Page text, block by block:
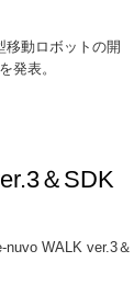
動ロボットの開
発表。
＆SDK
WALK ver.3＆